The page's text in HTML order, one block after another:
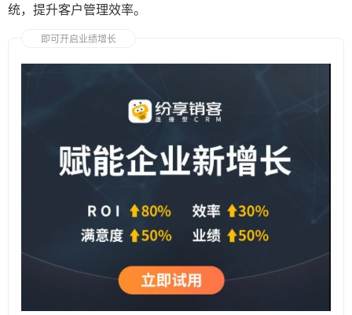
统，提升客户管理效率。
即可开启业绩增长